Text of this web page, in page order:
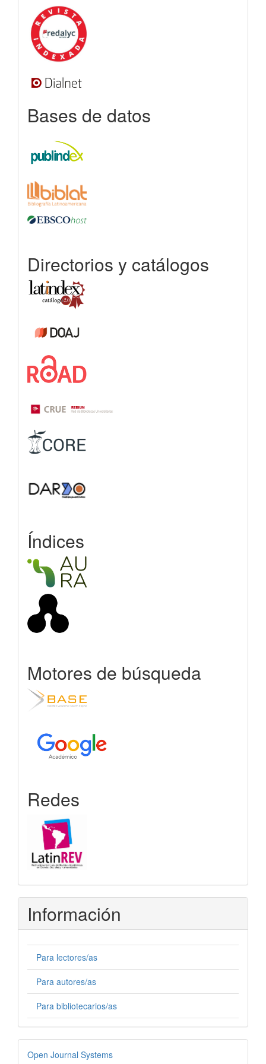
Bases de datos
Directorios y catálogos
Índices
Motores de búsqueda
Redes
Información
Para lectores/as
Para autores/as
Para bibliotecarios/as
Desarrollado
Open Journal Systems